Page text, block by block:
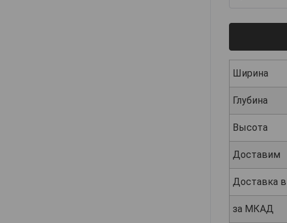
Ширина
Глубина
Высота
Доставим
Доставка
за МКАД